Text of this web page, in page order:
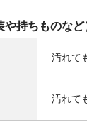
持ちものなど
汚れて
汚れて